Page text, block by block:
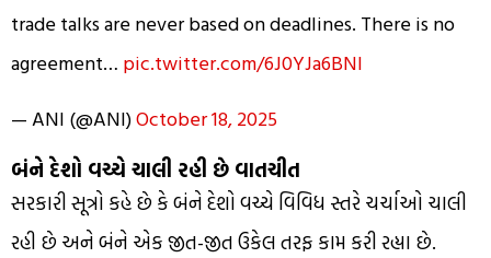
trade talks are never based on deadlines. There is no
agreement… pic.twitter.com/6J0YJa6BNl
— ANI (@ANI)October 18, 2025
બંને દેશો વચ્ચે ચાલી રહી છે વાતચીત
સરકારી સૂત્રો કહે છે કે બંને દેશો વચ્ચે વિવિધ સ્તરે ચર્ચાઓ ચાલી
રહી છે અને બંને એક જીત-જીત ઉકેલ તરફ કામ કરી રહ્યા છે.